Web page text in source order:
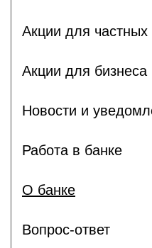
Акции для частных
Акции для бизнеса
Новости и
Работа в банке
О банке
Вопрос-ответ